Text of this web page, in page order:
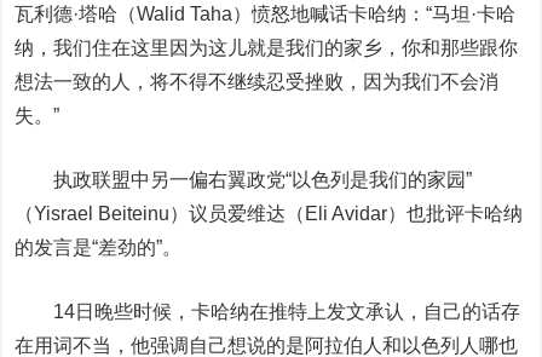
瓦利德·塔哈（Walid Taha）愤怒地喊话卡哈纳：“马坦·卡哈
纳，我们住在这里因为这儿就是我们的家乡，你和那些跟你
想法一致的人，将不得不继续忍受挫败，因为我们不会消
失。”
执政联盟中另一偏右翼政党“以色列是我们的家园”
（Yisrael Beiteinu）议员爱维达（Eli Avidar）也批评卡哈纳
的发言是“差劲的”。
14日晚些时候，卡哈纳在推特上发文承认，自己的话存
在用词不当，他强调自己想说的是阿拉伯人和以色列人哪也